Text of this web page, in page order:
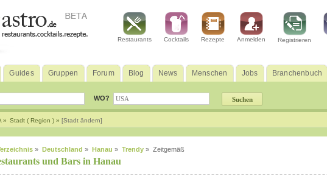
Restaurants Cocktails Rezepte Anmelden Registrieren
Guides Gruppen Forum Blog News Menschen Jobs Branchenbuch
WO?
» Stadt ( Region ) » [Stadt ändern]
» Deutschland » Hanau » Trendy » Zeitgemäß
und Bars in Hanau